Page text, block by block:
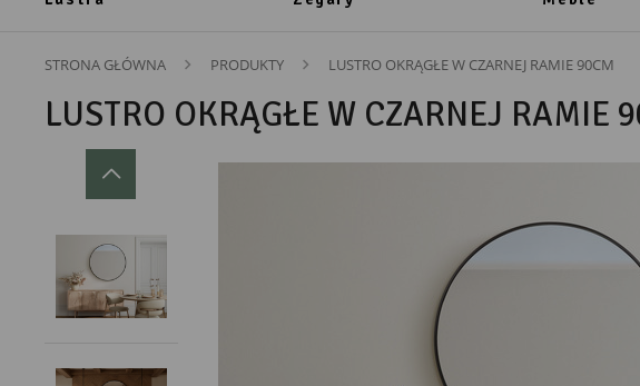
STRONA GŁÓWNA PRODUKTY LUSTRO OKRĄGŁE W CZARNEJ RAMIE 90CM
LUSTRO OKRĄGŁE W CZARNEJ RAMIE